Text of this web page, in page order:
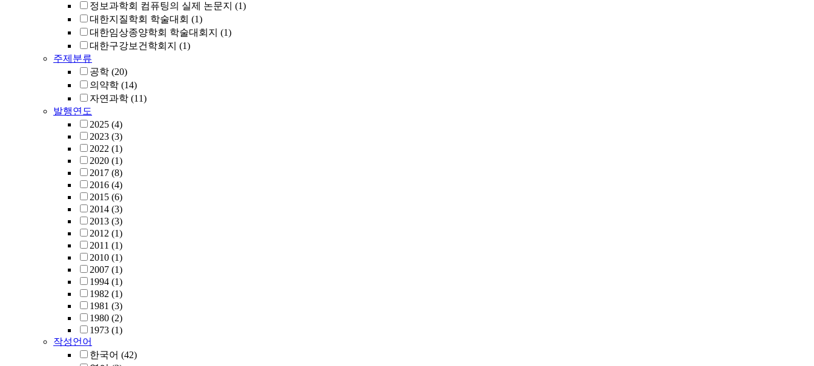
정보과학회 컴퓨팅의 실제 논문지 (1)
대한지질학회 학술대회 (1)
대한임상종양학회 학술대회지 (1)
대한구강보건학회지 (1)
주제분류
공학 (20)
의약학 (14)
자연과학 (11)
발행연도
2025 (4)
2023 (3)
2022 (1)
2020 (1)
2017 (8)
2016 (4)
2015 (6)
2014 (3)
2013 (3)
2012 (1)
2011 (1)
2010 (1)
2007 (1)
1994 (1)
1982 (1)
1981 (3)
1980 (2)
1973 (1)
작성언어
한국어 (42)